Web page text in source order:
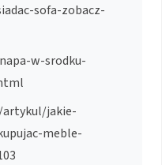
sofa-zobacz-
w-srodku-
jakie-
meble-